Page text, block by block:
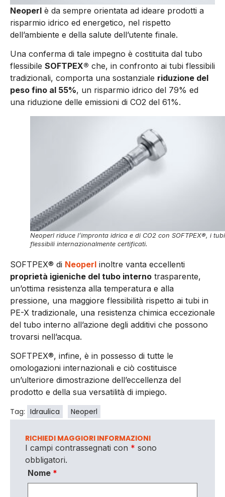
Neoperl è da sempre orientata ad ideare prodotti a
risparmio idrico ed energetico, nel rispetto
dell’ambiente e della salute dell’utente finale.
Una conferma di tale impegno è costituita dal tubo
flessibile SOFTPEX® che, in confronto ai tubi flessibili
tradizionali, comporta una sostanziale riduzione del
peso fino al 55%, un risparmio idrico del 79% ed
una riduzione delle emissioni di CO2 del 61%.
Neoperl riduce l’impronta idrica e di CO2 con SOFTPEX®, i tubi
flessibili internazionalmente certificati.
SOFTPEX® di Neoperl inoltre vanta eccellenti
proprietà igieniche del tubo interno trasparente,
un’ottima resistenza alla temperatura e alla
pressione, una maggiore flessibilità rispetto ai tubi in
PE-X tradizionale, una resistenza chimica eccezionale
del tubo interno all’azione degli additivi che possono
trovarsi nell’acqua.
SOFTPEX®, infine, è in possesso di tutte le
omologazioni internazionali e ciò costituisce
un’ulteriore dimostrazione dell’eccellenza del
prodotto e della sua versatilità di impiego.
Tag: Idraulica Neoperl
RICHIEDI MAGGIORI INFORMAZIONI
I campi contrassegnati con * sono
obbligatori.
Nome *